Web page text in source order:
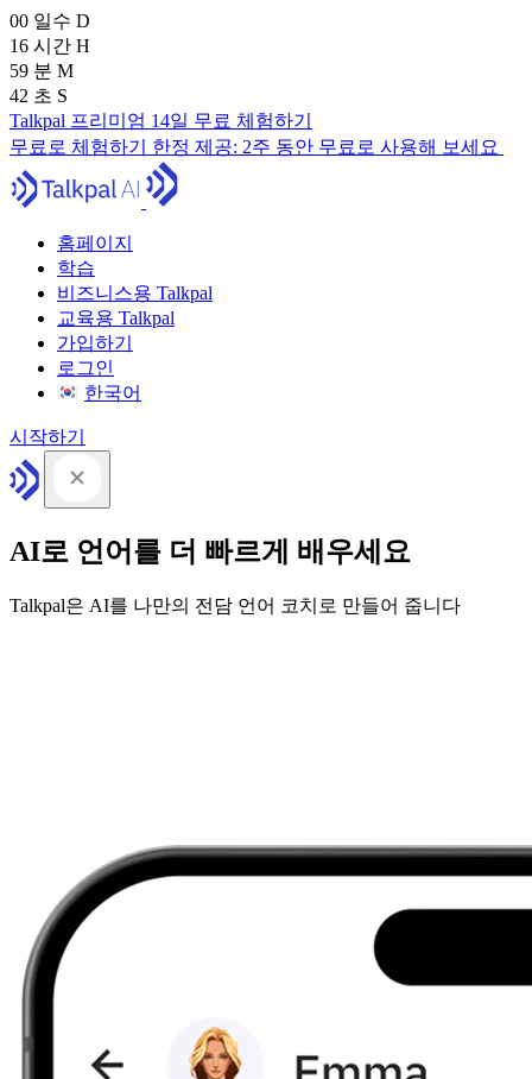
00 일수 D
16 시간 H
59 분 M
41 초 S
Talkpal 프리미엄 14일 무료 체험하기
무료로 체험하기 한정 제공: 2주 동안 무료로 사용해 보세요
홈페이지
학습
비즈니스용 Talkpal
교육용 Talkpal
가입하기
로그인
한국어
시작하기
AI로 언어를 더 빠르게 배우세요
Talkpal은 AI를 나만의 전담 언어 코치로 만들어 줍니다